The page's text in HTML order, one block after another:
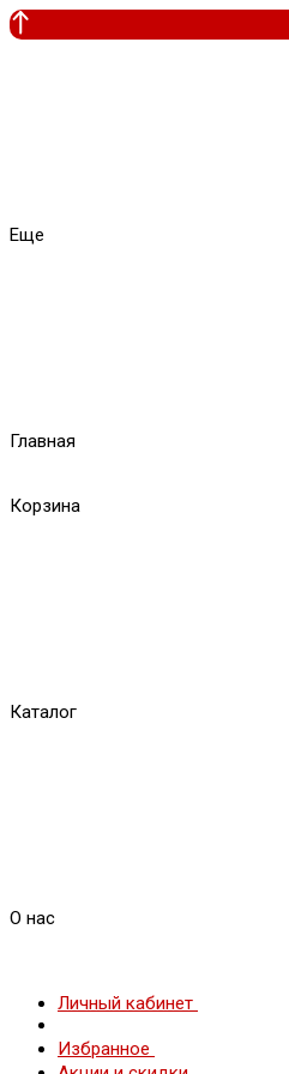
Еще
Главная
Корзина
Каталог
О нас
Личный кабинет
Избранное